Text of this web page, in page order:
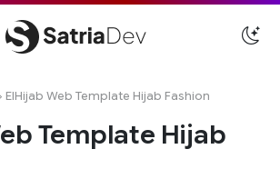
ElHijab Web Template Hijab Fashion
Template Hijab